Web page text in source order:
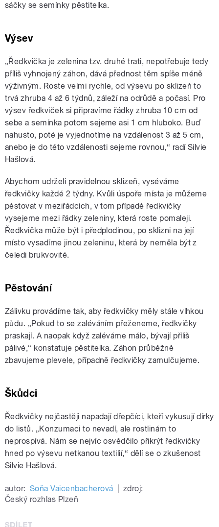
sáčky se semínky pěstitelka.
Výsev
„Ředkvička je zelenina tzv. druhé trati, nepotřebuje tedy
příliš vyhnojený záhon, dává přednost těm spíše méně
výživným. Roste velmi rychle, od výsevu po sklizeň to
trvá zhruba 4 až 6 týdnů, záleží na odrůdě a počasí. Pro
výsev ředkviček si připravíme řádky zhruba 10 cm od
sebe a semínka potom sejeme asi 1 cm hluboko. Buď
nahusto, poté je vyjednotíme na vzdálenost 3 až 5 cm,
anebo je do této vzdálenosti sejeme rovnou,“ radí Silvie
Hašlová.
Abychom udrželi pravidelnou sklizeň, vyséváme
ředkvičky každé 2 týdny. Kvůli úspoře místa je můžeme
pěstovat v meziřádcích, v tom případě ředkvičky
vysejeme mezi řádky zeleniny, která roste pomaleji.
Ředkvička může být i předplodinou, po sklizni na její
místo vysadíme jinou zeleninu, která by neměla být z
čeledi brukvovité.
Pěstování
Zálivku provádíme tak, aby ředkvičky měly stále vlhkou
půdu. „Pokud to se zaléváním přeženeme, ředkvičky
praskají. A naopak když zaléváme málo, bývají příliš
pálivé,“ konstatuje pěstitelka. Záhon průběžně
zbavujeme plevele, případně ředkvičky zamulčujeme.
Škůdci
Ředkvičky nejčastěji napadají dřepčíci, kteří vykusují dírky
do listů. „Konzumaci to nevadí, ale rostlinám to
neprospívá. Nám se nejvíc osvědčilo přikrýt ředkvičky
hned po výsevu netkanou textilií,“ dělí se o zkušenost
Silvie Hašlová.
autor: Soňa Vaicenbacherová
zdroj:
Český rozhlas Plzeň